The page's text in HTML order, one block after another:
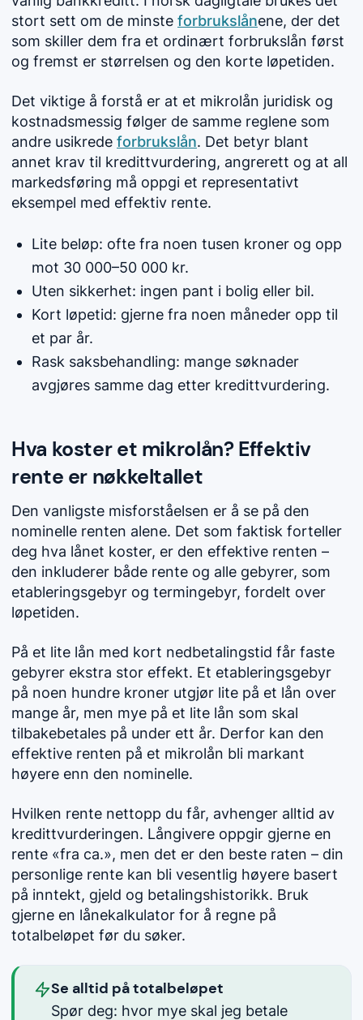
stort sett om de minste forbrukslånene, der det
som skiller dem fra et ordinært forbrukslån først
og fremst er størrelsen og den korte løpetiden.
Det viktige å forstå er at et mikrolån juridisk og
kostnadsmessig følger de samme reglene som
andre usikrede forbrukslån. Det betyr blant
annet krav til kredittvurdering, angrerett og at all
markedsføring må oppgi et representativt
eksempel med effektiv rente.
Lite beløp: ofte fra noen tusen kroner og opp
mot 30 000–50 000 kr.
Uten sikkerhet: ingen pant i bolig eller bil.
Kort løpetid: gjerne fra noen måneder opp til
et par år.
Rask saksbehandling: mange søknader
avgjøres samme dag etter kredittvurdering.
Hva koster et mikrolån? Effektiv
rente er nøkkeltallet
Den vanligste misforståelsen er å se på den
nominelle renten alene. Det som faktisk forteller
deg hva lånet koster, er den effektive renten –
den inkluderer både rente og alle gebyrer, som
etableringsgebyr og termingebyr, fordelt over
løpetiden.
På et lite lån med kort nedbetalingstid får faste
gebyrer ekstra stor effekt. Et etableringsgebyr
på noen hundre kroner utgjør lite på et lån over
mange år, men mye på et lite lån som skal
tilbakebetales på under ett år. Derfor kan den
effektive renten på et mikrolån bli markant
høyere enn den nominelle.
Hvilken rente nettopp du får, avhenger alltid av
kredittvurderingen. Långivere oppgir gjerne en
rente «fra ca.», men det er den beste raten – din
personlige rente kan bli vesentlig høyere basert
på inntekt, gjeld og betalingshistorikk. Bruk
gjerne en lånekalkulator for å regne på
totalbeløpet før du søker.
Se alltid på totalbeløpet
Spør deg: hvor mye skal jeg betale